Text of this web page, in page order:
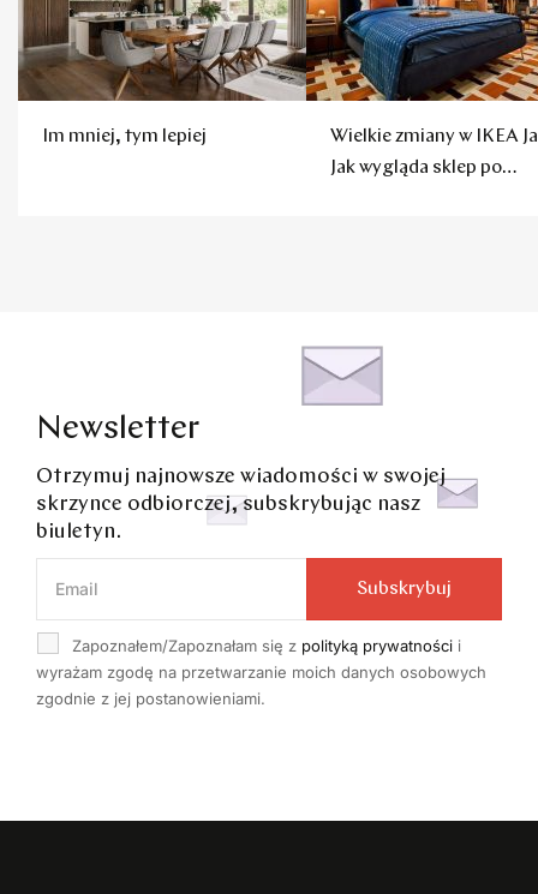
Im mniej, tym lepiej
Wielkie zmiany w IKEA
Jak wygląda sklep po
Newsletter
Otrzymuj najnowsze wiadomości w swojej
skrzynce odbiorczej, subskrybując nasz
biuletyn.
Zapoznałem/Zapoznałam się z polityką prywatności i
wyrażam zgodę na przetwarzanie moich danych osobowych
zgodnie z jej postanowieniami.
Subskrybuj